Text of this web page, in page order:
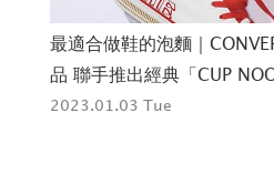
日清食
來自巴黎街頭｜
「SILHOUETTE 04」
體的制服或工作服